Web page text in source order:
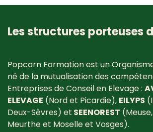
Les structures porteuses
Popcorn Formation est un
né de la mutualisation des
Entreprises de Conseil en Elevage :
ELEVAGE (Nord et Picardie), EILYPS
Deux-Sèvres) et SEENOREST
Meurthe et Moselle et Vosges).